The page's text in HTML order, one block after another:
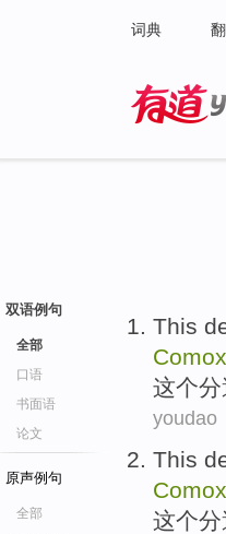
词典
双语例句
全部
口语
书面语
论文
原声例句
全部
This
Comox
这个分
youdao
This
Comox
这个分